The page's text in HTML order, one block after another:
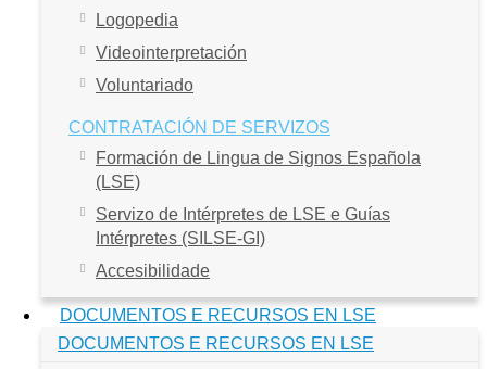
Logopedia
Videointerpretación
Voluntariado
CONTRATACIÓN DE SERVIZOS
Formación de Lingua de Signos Española
(LSE)
Servizo de Intérpretes de LSE e Guías
Intérpretes (SILSE-GI)
Accesibilidade
DOCUMENTOS E RECURSOS EN LSE
DOCUMENTOS E RECURSOS EN LSE